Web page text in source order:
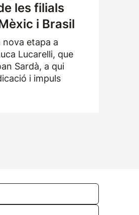
les filials
i Brasil
nova etapa a
Lucarelli, que
Sardà, a qui
i impuls